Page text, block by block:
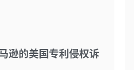
逊的美国专利侵权诉